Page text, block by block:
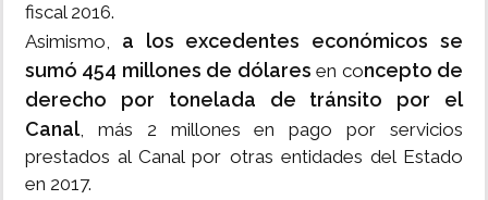
fiscal 2016.
Asimismo, a los excedentes económicos se
sumó 454 millones de dólares en concepto de
derecho por tonelada de tránsito por el
Canal, más 2 millones en pago por servicios
prestados al Canal por otras entidades del Estado
en 2017.